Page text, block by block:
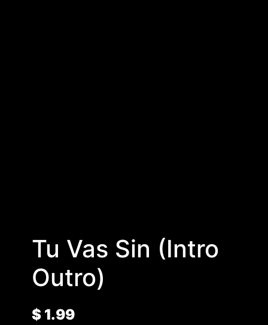
Tu Vas Sin (Intro
Outro)
$1.99